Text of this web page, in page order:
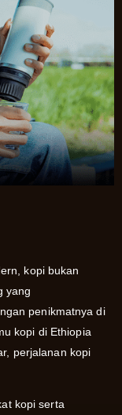
kopi bukan
yang
penikmatnya di
kopi di Ethiopia
perjalanan kopi
kopi serta